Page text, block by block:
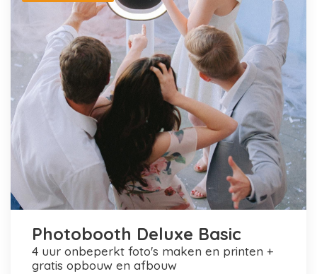
Photobooth Deluxe Basic
4 uur onbeperkt foto's maken en printen +
gratis opbouw en afbouw